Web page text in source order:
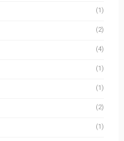
(1)
(2)
(4)
(1)
(1)
(2)
(1)